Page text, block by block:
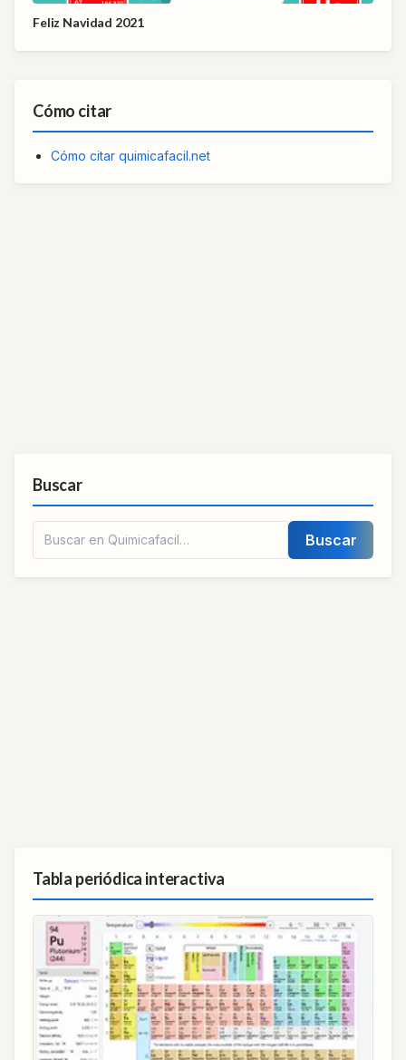
Feliz Navidad 2021
Cómo citar
Cómo citar quimicafacil.net
Buscar
Buscar
Tabla periódica interactiva